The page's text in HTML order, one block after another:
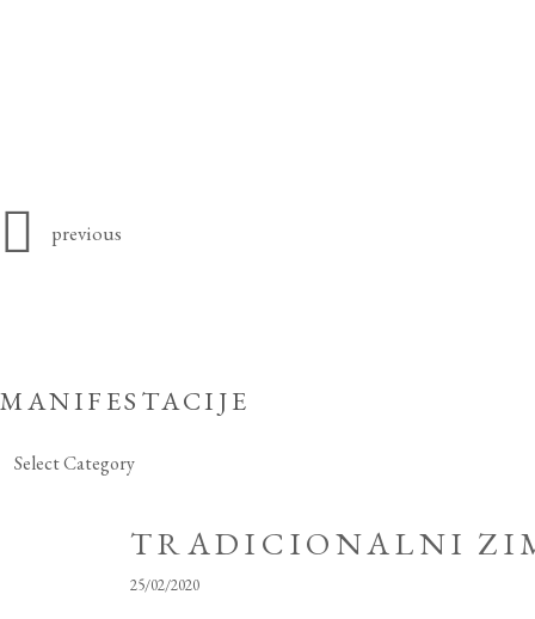
previous
MANIFESTACIJE
TRADICIONALNI
25/02/2020